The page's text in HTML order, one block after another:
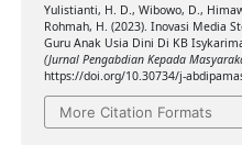
Yulistianti, H. D., Wibowo, D.,
Rohmah, H. (2023). Inovasi Media
Guru Anak Usia Dini Di KB
(Jurnal Pengabdian Kepada
https://doi.org/10.30734/j-
More Citation Formats